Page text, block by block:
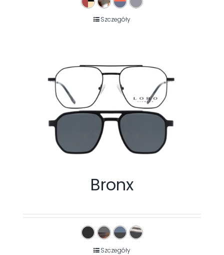
Szczegóły
Bronx
Szczegóły